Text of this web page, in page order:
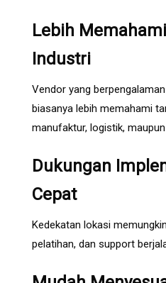
Lebih
Industri
Vendor yang
biasanya lebih memahami
manufaktur, logistik,
Dukungan
Cepat
Kedekatan lokasi
pelatihan, dan support